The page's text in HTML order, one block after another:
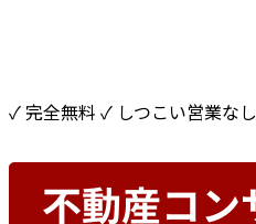
✓ 完全無料 ✓ しつこい営業なし